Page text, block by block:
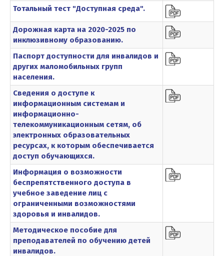
Тотальный тест "Доступная среда".
Дорожная карта на 2020-2025 по
инклюзивному образованию.
Паспорт доступности для инвалидов и
других маломобильных групп
населения.
Сведения о доступе к
информационным системам и
информационно-
телекоммуникационным сетям, об
электронных образовательных
ресурсах, к которым обеспечивается
доступ обучающихся.
Информация о возможности
беспрепятственного доступа в
учебное заведение лиц с
ограниченными возможностями
здоровья и инвалидов.
Методическое пособие для
преподавателей по обучению детей
инвалидов.